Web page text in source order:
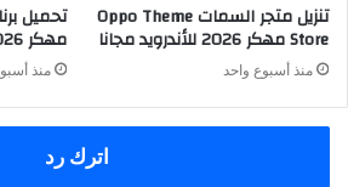
تنزيل متجر السمات Oppo Theme
Store مهكر 2026 للأندرويد مجانا
منذ أسبوع واحد
مهكر 2026 للأندرويد APK مجاناً
منذ
اترك رد